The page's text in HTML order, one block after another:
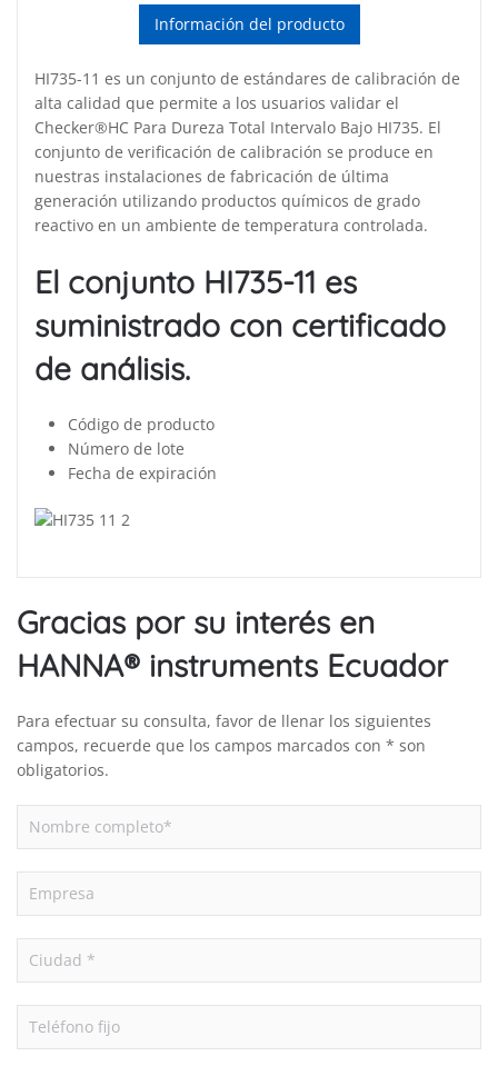
Información del producto
HI735-11 es un conjunto de estándares de calibración de
alta calidad que permite a los usuarios validar el
Checker®HC Para Dureza Total Intervalo Bajo HI735. El
conjunto de verificación de calibración se produce en
nuestras instalaciones de fabricación de última
generación utilizando productos químicos de grado
reactivo en un ambiente de temperatura controlada.
El conjunto HI735-11 es
suministrado con certificado
de análisis.
Código de producto
Número de lote
Fecha de expiración
Gracias por su interés en
HANNA® instruments Ecuador
Para efectuar su consulta, favor de llenar los siguientes
campos, recuerde que los campos marcados con * son
obligatorios.